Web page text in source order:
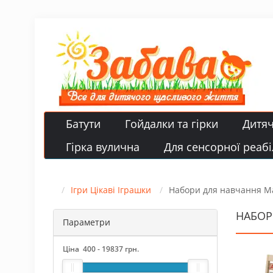
Батути Гойдалки та гірки
Гірка вулична
Для сенсорної
Ігри Цікаві Іграшки Набори для навчання
Параметри
Ціна 400- 19837 грн.